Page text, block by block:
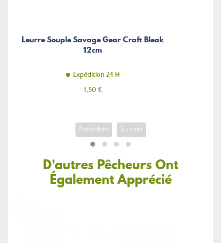
Leurre Souple Savage Gear Craft Bleak
12cm
Expédition 24 H
Prix
1,50 €
Précédent Suivant
D'autres Pêcheurs Ont
Également Apprécié